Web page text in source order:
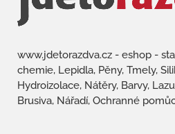
www.jdetorazdva.cz - eshop -
chemie, Lepidla, Pěny, Tmely,
Hydroizolace, Nátěry, Barvy,
Brusiva, Nářadí, Ochranné